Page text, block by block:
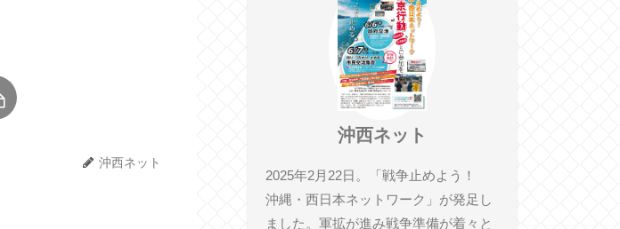
沖西ネット
沖西ネット
2025年2月22日。「戦争止めよう！
沖縄・西日本ネットワーク」が発足し
ました。軍拡が進み戦争準備が着々と